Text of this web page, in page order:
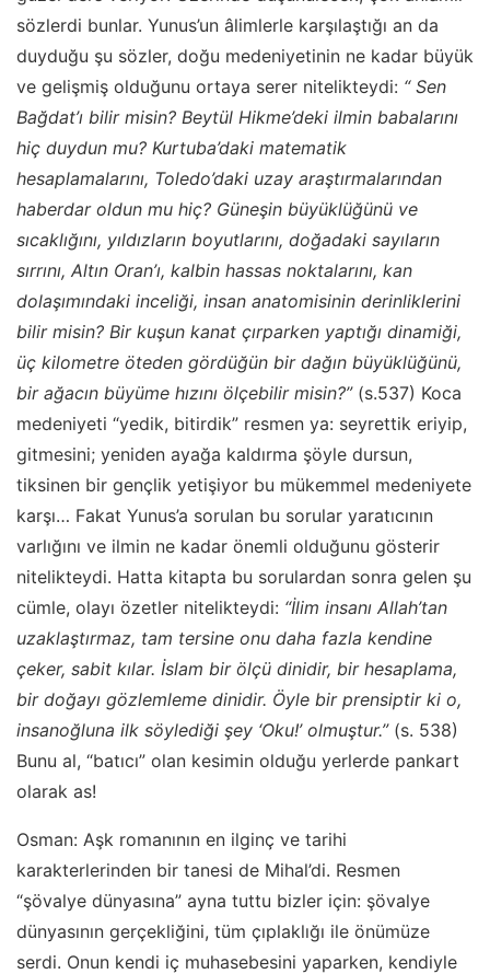
sözlerdi bunlar. Yunus’un âlimlerle karşılaştığı an da
duyduğu şu sözler, doğu medeniyetinin ne kadar büyük
ve gelişmiş olduğunu ortaya serer nitelikteydi: “ Sen
Bağdat’ı bilir misin? Beytül Hikme’deki ilmin babalarını
hiç duydun mu? Kurtuba’daki matematik
hesaplamalarını, Toledo’daki uzay araştırmalarından
haberdar oldun mu hiç? Güneşin büyüklüğünü ve
sıcaklığını, yıldızların boyutlarını, doğadaki sayıların
sırrını, Altın Oran’ı, kalbin hassas noktalarını, kan
dolaşımındaki inceliği, insan anatomisinin derinliklerini
bilir misin? Bir kuşun kanat çırparken yaptığı dinamiği,
üç kilometre öteden gördüğün bir dağın büyüklüğünü,
bir ağacın büyüme hızını ölçebilir misin?”(s.537) Koca
medeniyeti “yedik, bitirdik” resmen ya: seyrettik eriyip,
gitmesini; yeniden ayağa kaldırma şöyle dursun,
tiksinen bir gençlik yetişiyor bu mükemmel medeniyete
karşı… Fakat Yunus’a sorulan bu sorular yaratıcının
varlığını ve ilmin ne kadar önemli olduğunu gösterir
nitelikteydi. Hatta kitapta bu sorulardan sonra gelen şu
cümle, olayı özetler nitelikteydi: “İlim insanı Allah’tan
uzaklaştırmaz, tam tersine onu daha fazla kendine
çeker, sabit kılar. İslam bir ölçü dinidir, bir hesaplama,
bir doğayı gözlemleme dinidir. Öyle bir prensiptir ki o,
insanoğluna ilk söylediği şey ‘Oku!’ olmuştur.”(s. 538)
Bunu al, “batıcı” olan kesimin olduğu yerlerde pankart
olarak as!
Osman: Aşk romanının en ilginç ve tarihi
karakterlerinden bir tanesi de Mihal’di. Resmen
“şövalye dünyasına” ayna tuttu bizler için: şövalye
dünyasının gerçekliğini, tüm çıplaklığı ile önümüze
serdi. Onun kendi iç muhasebesini yaparken, kendiyle